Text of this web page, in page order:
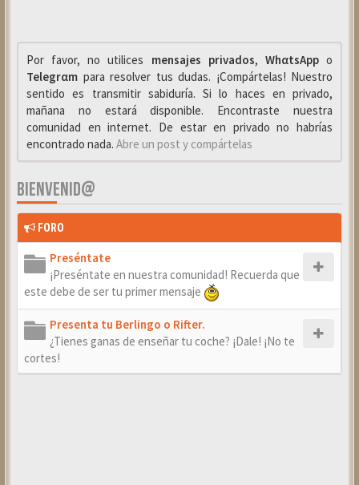
Por favor, no utilices mensajes privados, WhαtsAppo
Telegrαm para resolver tus dudas. ¡Compártelas! Nuestro
sentido es transmitir sabiduría. Si lo haces en privado,
mañana no estará disponible. Encontraste nuestra
comunidad en internet. De estar en privado no habrías
encontrado nada. Abre un post y compártelas
BIENVENID@
FORO
Preséntate
¡Preséntate en nuestra comunidad! Recuerda que
este debe de ser tu primer mensaje
Presenta tu Berlingo o Rifter.
¿Tienes ganas de enseñar tu coche? ¡Dale! ¡No te
cortes!